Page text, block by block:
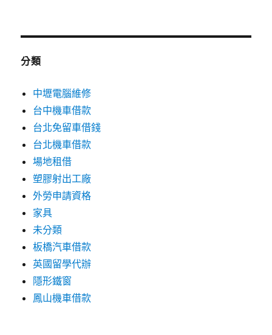
分類
中壢電腦維修
台中機車借款
台北免留車借錢
台北機車借款
場地租借
塑膠射出工廠
外勞申請資格
家具
未分類
板橋汽車借款
英國留學代辦
隱形鐵窗
鳳山機車借款